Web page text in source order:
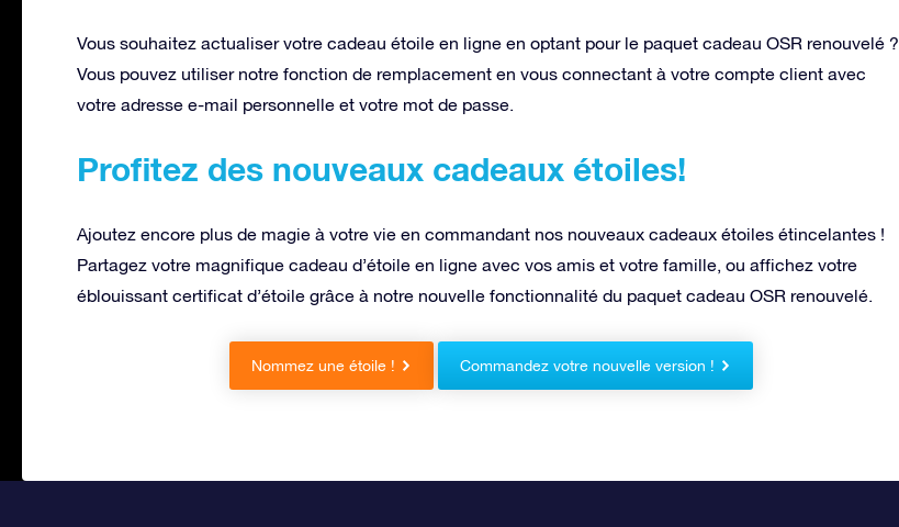
Vous souhaitez actualiser votre cadeau étoile en ligne en optant pour le paquet cadeau OSR renouvelé ?
Vous pouvez utiliser notre fonction de remplacement en vous connectant à votre compte client avec
votre adresse e-mail personnelle et votre mot de passe.
Profitez des nouveaux cadeaux étoiles!
Ajoutez encore plus de magie à votre vie en commandant nos nouveaux cadeaux étoiles étincelantes !
Partagez votre magnifique cadeau d’étoile en ligne avec vos amis et votre famille, ou affichez votre
éblouissant certificat d’étoile grâce à notre nouvelle fonctionnalité du paquet cadeau OSR renouvelé.
Nommez une étoile ! Commandez votre nouvelle version !